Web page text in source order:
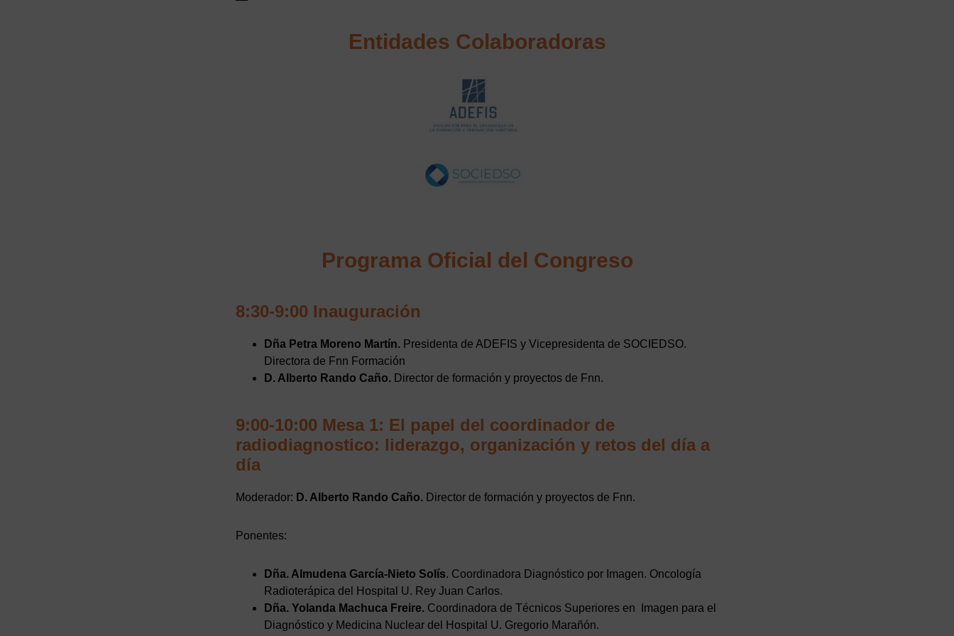
Entidades Colaboradoras
Programa Oficial del Congreso
8:30-9:00 Inauguración
Dña Petra Moreno Martín. Presidenta de ADEFIS y Vicepresidenta de SOCIEDSO.
Directora de Fnn Formación
D. Alberto Rando Caño. Director de formación y proyectos de Fnn.
9:00-10:00 Mesa 1: El papel del coordinador de
radiodiagnostico: liderazgo, organización y retos del día a
día
Moderador: D. Alberto Rando Caño. Director de formación y proyectos de Fnn.
Ponentes:
Dña. Almudena García-Nieto Solís. Coordinadora Diagnóstico por Imagen. Oncología
Radioterápica del Hospital U. Rey Juan Carlos.
Dña. Yolanda Machuca Freire. Coordinadora de Técnicos Superiores en Imagen para el
Diagnóstico y Medicina Nuclear del Hospital U. Gregorio Marañón.